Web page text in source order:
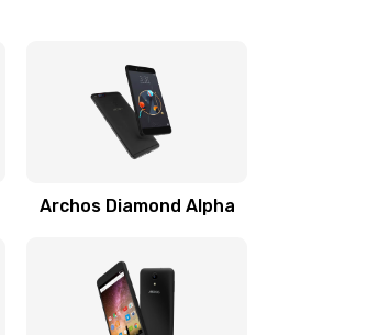
Archos Diamond Alpha